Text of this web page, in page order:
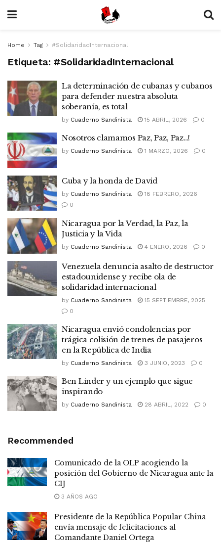
Home Tag #SolidaridadInternacional
Etiqueta: #SolidaridadInternacional
La determinación de cubanas y cubanos
para defender nuestra absoluta
soberanía, es total
by Cuaderno Sandinista 15 ABRIL, 2026 0
Nosotros clamamos Paz, Paz, Paz…!
by Cuaderno Sandinista 1 MARZO, 2026 0
Cuba y la honda de David
by Cuaderno Sandinista
18 FEBRERO, 2026
0
Nicaragua por la Verdad, la Paz, la
Justicia y la Vida
by Cuaderno Sandinista 4 ENERO, 2026 0
Venezuela denuncia asalto de destructor
estadounidense y recibe ola de
solidaridad internacional
by Cuaderno Sandinista
15 SEPTIEMBRE, 2025
0
Nicaragua envió condolencias por
trágica colisión de trenes de pasajeros
en la República de India
by Cuaderno Sandinista 3 JUNIO, 2023 0
Ben Linder y un ejemplo que sigue
inspirando
by Cuaderno Sandinista 28 ABRIL, 2022 0
Recommended
Comunicado de la OLP acogiendo la
posición del Gobierno de Nicaragua ante la
CIJ
3 AÑOS AGO
Presidente de la República Popular China
envía mensaje de felicitaciones al
Comandante Daniel Ortega